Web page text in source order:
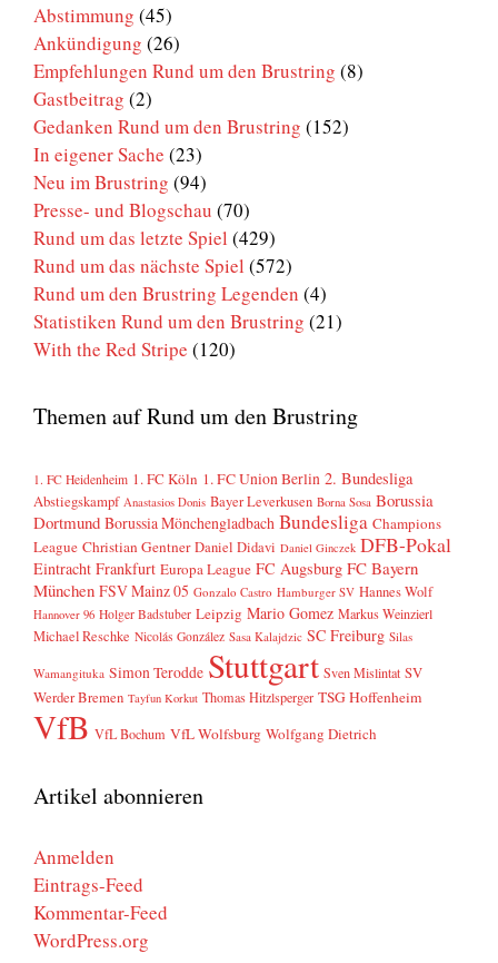
Abstimmung (45)
Ankündigung (26)
Empfehlungen Rund um den Brustring (8)
Gastbeitrag (2)
Gedanken Rund um den Brustring (152)
In eigener Sache (23)
Neu im Brustring (94)
Presse- und Blogschau (70)
Rund um das letzte Spiel (429)
Rund um das nächste Spiel (572)
Rund um den Brustring Legenden (4)
Statistiken Rund um den Brustring (21)
With the Red Stripe (120)
Themen auf Rund um den Brustring
1. FC Heidenheim 1. FC Köln 1. FC Union Berlin 2. Bundesliga
Abstiegskampf Anastasios Donis Bayer Leverkusen Borna Sosa Borussia
Dortmund Borussia Mönchengladbach Bundesliga Champions
League Christian Gentner Daniel Didavi Daniel Ginczek DFB-Pokal
Eintracht Frankfurt Europa League FC Augsburg FC Bayern
München FSV Mainz 05 Gonzalo Castro Hamburger SV Hannes Wolf
Hannover 96 Holger Badstuber Leipzig Mario Gomez Markus Weinzierl
Michael Reschke Nicolás González Sasa Kalajdzic SC Freiburg Silas
Wamangituka Simon Terodde Stuttgart Sven Mislintat SV
Werder Bremen Tayfun Korkut Thomas Hitzlsperger TSG Hoffenheim
VfB VfL Bochum VfL Wolfsburg Wolfgang Dietrich
Artikel abonnieren
Anmelden
Eintrags-Feed
Kommentar-Feed
WordPress.org